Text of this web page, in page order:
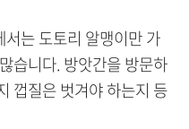
는 도토리 알맹이만 가
습니다. 방앗간을 방문하
껍질은 벗겨야 하는지 등